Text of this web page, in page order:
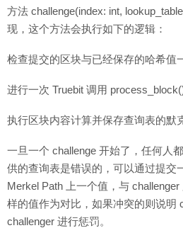
方法 challenge(index: int,
现，这个方法会执行如下的逻辑：
检查提交的区块与已经保存的哈希值
进行一次 Truebit 调用
执行区块内容计算并保存查询表的默
一旦一个 challenge 开始了，任何人
供的查询表是错误的，可以通过提交
Merkel Path 上一个值，与
样的值作为对比，如果冲突的则说明
challenger 进行惩罚。